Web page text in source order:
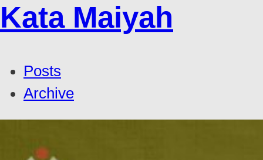
Kata Maiyah
Posts
Archive